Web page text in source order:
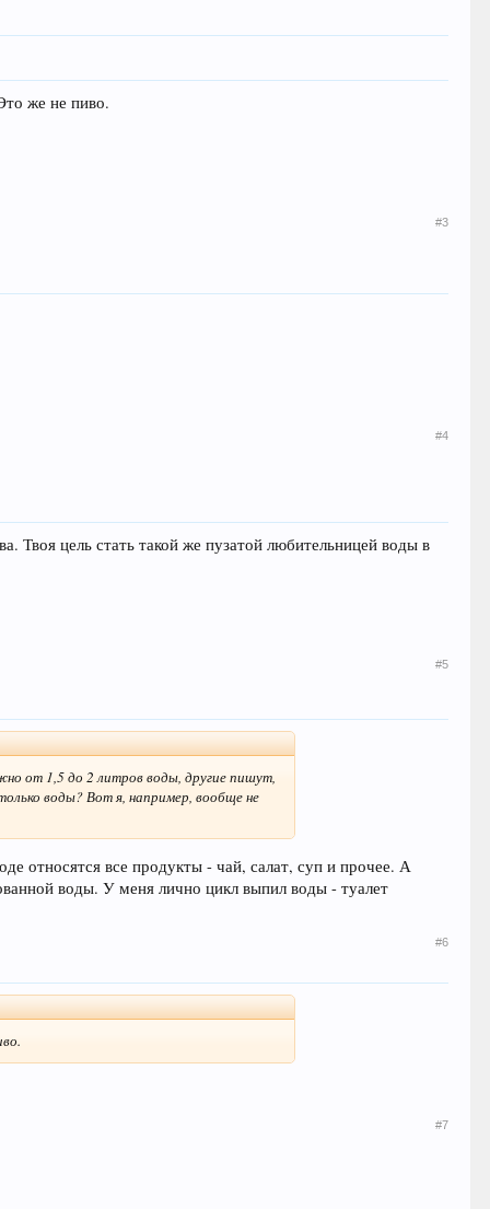
же не пиво.
#3
#4
Твоя цель стать такой же пузатой любительницей воды в
#5
от 1,5 до 2 литров воды, другие пишут,
воды? Вот я, например, вообще не
относятся все продукты - чай, салат, суп и прочее. А
воды. У меня лично цикл выпил воды - туалет
#6
#7